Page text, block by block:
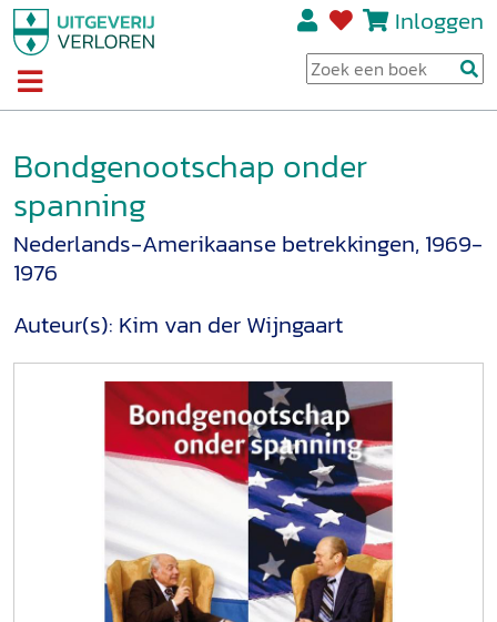
Inloggen
Bondgenootschap onder
spanning
Nederlands-Amerikaanse betrekkingen, 1969-
1976
Auteur(s): Kim van der Wijngaart